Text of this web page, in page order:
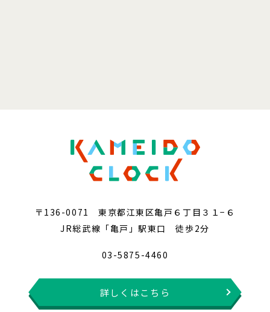
〒136-0071 東京都江東区亀戸６丁目３１−６
JR総武線「亀戸」駅東口 徒歩2分
03-5875-4460
詳しくはこちら